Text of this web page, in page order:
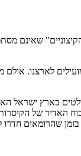
שאינם
לארצנו.
בארץ ישראל
האדיר של
שהרומאים